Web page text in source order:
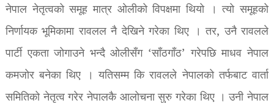
नेपाल नेतृत्वको समूह मात्र ओलीको विपक्षमा थियो । त्यो समूहको
निर्णायक भूमिकामा रावलल नै देखिने गरेका थिए । तर, उनै रावलले
पार्टी एकता जोगाउने भन्दै ओलीसँग ‘साँठगाँठ’ गरेपछि माधव नेपाल
कमजोर बनेका थिए । यतिसम्म कि रावलले नेपालको तर्फबाट वार्ता
समितिको नेतृत्व गरेर नेपालकै आलोचना सुरु गरेका थिए । उनी नेपाल